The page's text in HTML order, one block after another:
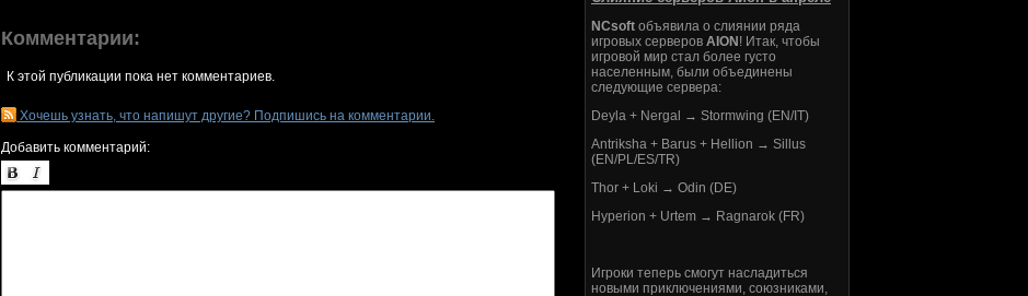
Комментарии:
К этой публикации пока нет комментариев.
Хочешь узнать, что напишут другие? Подпишись на комментарии.
Добавить комментарий:
NCsoft объявила о слиянии ряда
игровых серверов AION ! Итак, чтобы
игровой мир стал более густо
населенным, были объединены
следующие сервера:
Deyla + Nergal → Stormwing (EN/IT)
Antriksha + Barus + Hellion → Sillus
(EN/PL/ES/TR)
Thor + Loki → Odin (DE)
Hyperion + Urtem → Ragnarok (FR)
Игроки теперь смогут насладиться
новыми приключениями, союзниками,